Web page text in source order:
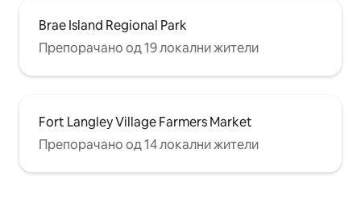
Brae Island Regional Park
Препорачано од 19 локални жители
Fort Langley Village Farmers Market
Препорачано од 14 локални жители